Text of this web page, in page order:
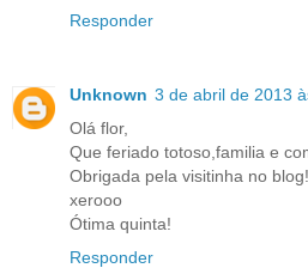
Responder
Unknown 3 de abril de 2013
Olá flor,
Que feriado totoso,familia e
Obrigada pela visitinha no blog!
xerooo
Ótima quinta!
Responder